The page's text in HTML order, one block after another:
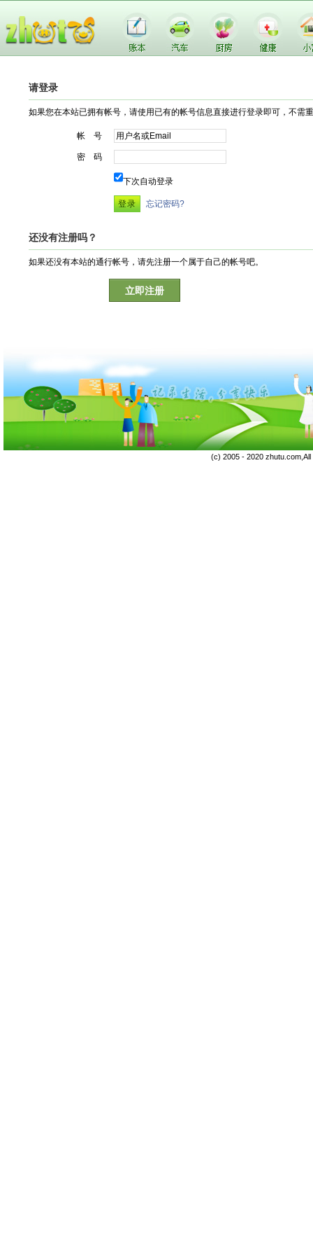
请登录
如果您在本站已拥有帐号，请使用已有的帐号信息直接进行登录即可，不需
帐 号
密 码
下次自动登录
忘记密码?
还没有注册吗？
如果还没有本站的通行帐号，请先注册一个属于自己的帐号吧。
立即注册
(c) 2005 - 2020